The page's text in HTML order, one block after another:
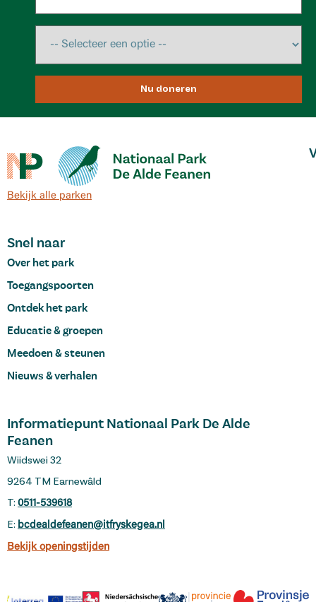
Nu doneren
Bekijk alle parken
Snel naar
Over het park
Toegangspoorten
Ontdek het park
Educatie & groepen
Meedoen & steunen
Nieuws & verhalen
Informatiepunt Nationaal Park De Alde
Feanen
Wiidswei 32
9264 TM Earnewâld
T: 0511-539618
E: bcdealdefeanen@itfryskegea.nl
Bekijk openingstijden